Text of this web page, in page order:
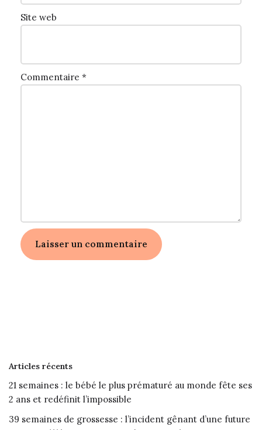
Site web
Commentaire *
Articles récents
21 semaines : le bébé le plus prématuré au monde fête ses
2 ans et redéfinit l’impossible
39 semaines de grossesse : l’incident gênant d’une future